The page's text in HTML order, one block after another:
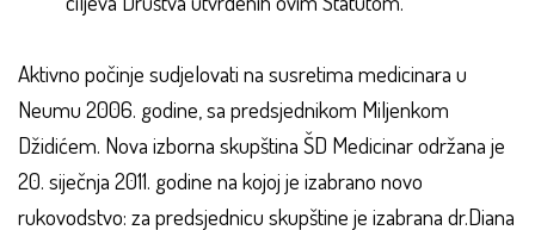
Aktivno počinje sudjelovati na susretima medicinara u
Neumu 2006. godine, sa predsjednikom Miljenkom
Džidićem. Nova izborna skupština ŠD Medicinar održana je
20. siječnja 2011. godine na kojoj je izabrano novo
rukovodstvo: za predsjednicu skupštine je izabrana dr.Diana